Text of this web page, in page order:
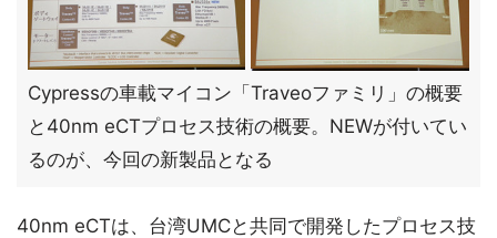
Cypressの車載マイコン「Traveoファミリ」の概要
と40nm eCTプロセス技術の概要。NEWが付いてい
るのが、今回の新製品となる
40nm eCTは、台湾UMCと共同で開発したプロセス技